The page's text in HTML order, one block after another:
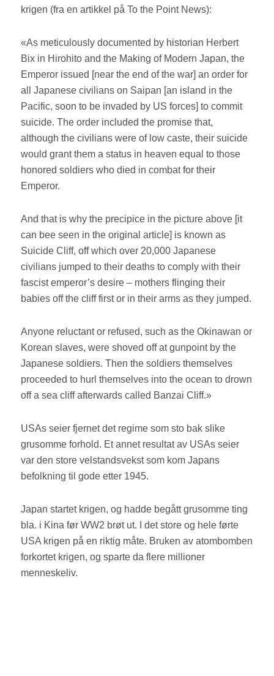
krigen (fra en artikkel på To the Point News):
«As meticulously documented by historian Herbert
Bix in Hirohito and the Making of Modern Japan, the
Emperor issued [near the end of the war] an order for
all Japanese civilians on Saipan [an island in the
Pacific, soon to be invaded by US forces] to commit
suicide. The order included the promise that,
although the civilians were of low caste, their suicide
would grant them a status in heaven equal to those
honored soldiers who died in combat for their
Emperor.
And that is why the precipice in the picture above [it
can bee seen in the original article] is known as
Suicide Cliff, off which over 20,000 Japanese
civilians jumped to their deaths to comply with their
fascist emperor’s desire – mothers flinging their
babies off the cliff first or in their arms as they jumped.
Anyone reluctant or refused, such as the Okinawan or
Korean slaves, were shoved off at gunpoint by the
Japanese soldiers. Then the soldiers themselves
proceeded to hurl themselves into the ocean to drown
off a sea cliff afterwards called Banzai Cliff.»
USAs seier fjernet det regime som sto bak slike
grusomme forhold. Et annet resultat av USAs seier
var den store velstandsvekst som kom Japans
befolkning til gode etter 1945.
Japan startet krigen, og hadde begått grusomme ting
bla. i Kina før WW2 brøt ut. I det store og hele førte
USA krigen på en riktig måte. Bruken av atombomben
forkortet krigen, og sparte da flere millioner
menneskeliv.